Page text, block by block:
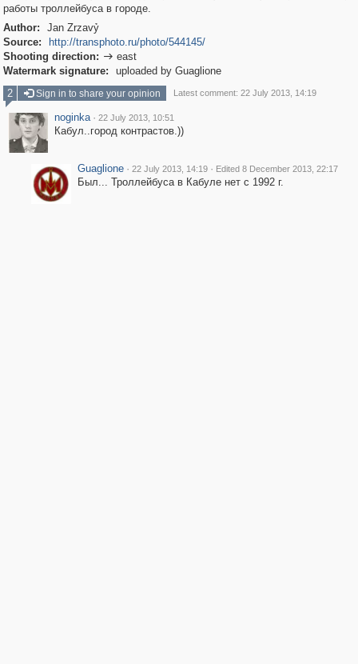
работы троллейбуса в городе.
Author:
Jan Zrzavỷ
Source:
http://transphoto.ru/photo/544145/
Shooting direction:  east
Watermark signature:
uploaded by Guaglione
2
Sign in to share your opinion Latest comment: 22 July 2013, 14:19
noginka · 22 July 2013, 10:51
Кабул..город контрастов.))
Guaglione · 22 July 2013, 14:19 · Edited 8 December 2013, 22:17
Был... Троллейбуса в Кабуле нет с 1992 г.